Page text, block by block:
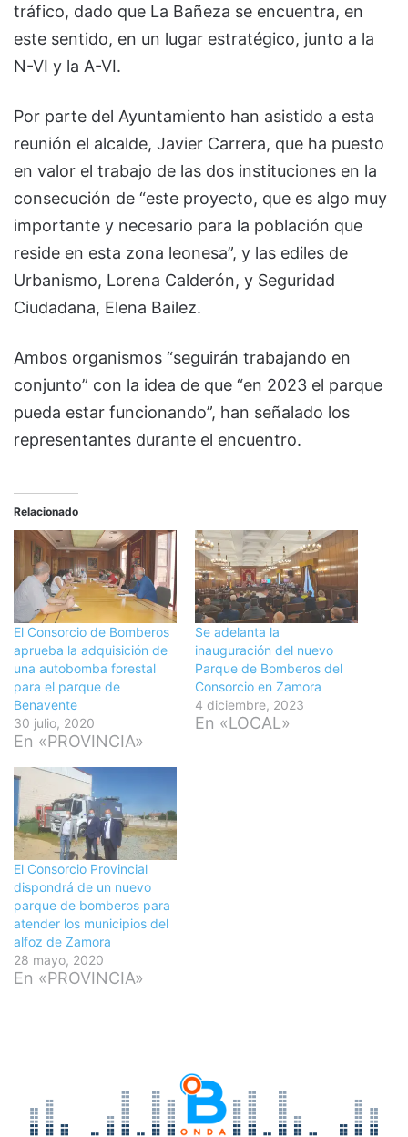
tráfico, dado que La Bañeza se encuentra, en
este sentido, en un lugar estratégico, junto a la
N-VI y la A-VI.
Por parte del Ayuntamiento han asistido a esta
reunión el alcalde, Javier Carrera, que ha puesto
en valor el trabajo de las dos instituciones en la
consecución de “este proyecto, que es algo muy
importante y necesario para la población que
reside en esta zona leonesa”, y las ediles de
Urbanismo, Lorena Calderón, y Seguridad
Ciudadana, Elena Bailez.
Ambos organismos “seguirán trabajando en
conjunto” con la idea de que “en 2023 el parque
pueda estar funcionando”, han señalado los
representantes durante el encuentro.
Relacionado
El Consorcio de Bomberos
aprueba la adquisición de
una autobomba forestal
para el parque de
Benavente
30 julio, 2020
En «PROVINCIA»
Se adelanta la
inauguración del nuevo
Parque de Bomberos del
Consorcio en Zamora
4 diciembre, 2023
En «LOCAL»
El Consorcio Provincial
dispondrá de un nuevo
parque de bomberos para
atender los municipios del
alfoz de Zamora
28 mayo, 2020
En «PROVINCIA»